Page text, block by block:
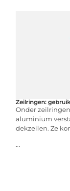
Zeilringen:
Onder
aluminium
dekzeilen. Ze
...